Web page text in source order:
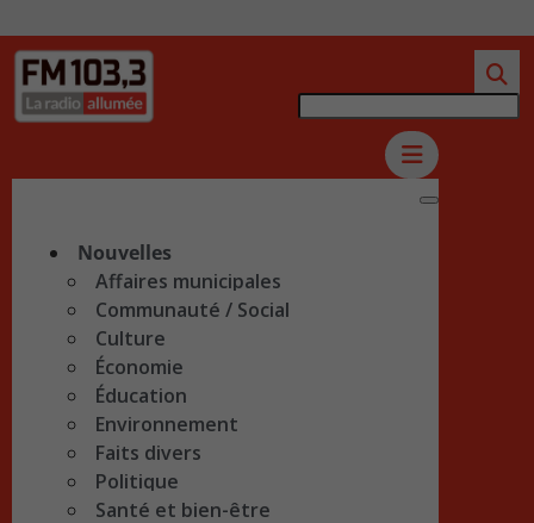
Nouvelles
Affaires municipales
Communauté / Social
Culture
Économie
Éducation
Environnement
Faits divers
Politique
Santé et bien-être